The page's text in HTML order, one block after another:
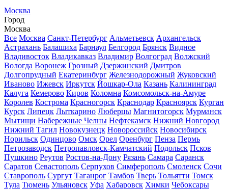
Москва
Город
Москва
Все Москва Санкт-Петербург Альметьевск Архангельск
Астрахань Балашиха Барнаул Белгород Брянск Видное
Владивосток Владикавказ Владимир Волгоград Волжский
Вологда Воронеж Грозный Дзержинский Дмитров
Долгопрудный Екатеринбург Железнодорожный Жуковский
Иваново Ижевск Иркутск Йошкар-Ола Казань Калининград
Калуга Кемерово Киров Коломна Комсомольск-на-Амуре
Королев Кострома Красногорск Краснодар Красноярск Курган
Курск Липецк Лыткарино Люберцы Магнитогорск Мурманск
Мытищи Набережные Челны Нефтекамск Нижний Новгород
Нижний Тагил Новокузнецк Новороссийск Новосибирск
Норильск Одинцово Омск Орел Оренбург Пенза Пермь
Петрозаводск Петропавловск-Камчатский Подольск Псков
Пушкино Реутов Ростов-на-Дону Рязань Самара Саранск
Саратов Севастополь Серпухов Симферополь Смоленск Сочи
Ставрополь Сургут Таганрог Тамбов Тверь Тольятти Томск
Тула Тюмень Ульяновск Уфа Хабаровск Химки Чебоксары